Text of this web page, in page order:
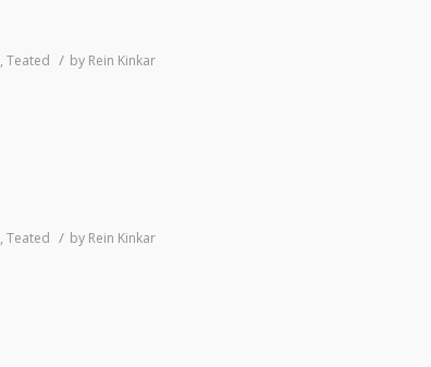
, Teated / by Rein Kinkar
, Teated / by Rein Kinkar